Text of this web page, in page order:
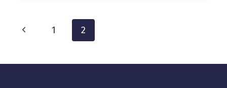
WSPÓŁPRACY
NASZYCH
Nawigacja
Poprzednia
1 2